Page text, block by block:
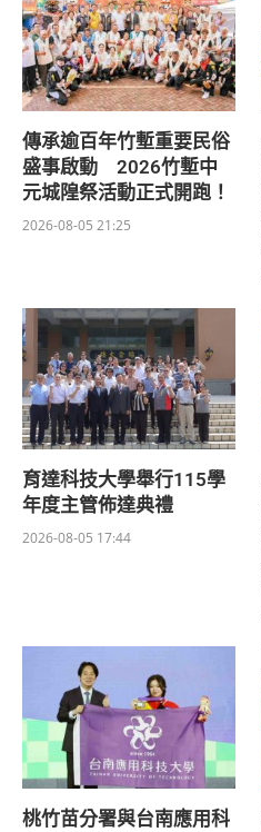
傳承逾百年竹塹重要民俗
盛事啟動 2026竹塹中
元城隍祭活動正式開跑！
2026-08-05 21:25
育達科技大學舉行115學
年度主管佈達典禮
2026-08-05 17:44
桃竹苗分署與台南應用科